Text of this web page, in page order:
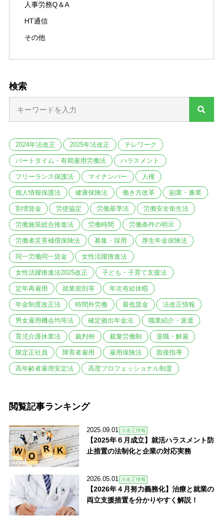
人事労務Q＆A
HT通信
その他
検索
2024年法改正 2025年法改正 テレワーク
パートタイム・有期雇用労働法 ハラスメント
フリーランス保護法 マイナンバー 人権
個人情報保護法 健康保険法 働き方改革 副業・兼業
割増賃金 労使協定 労働基準法 労働安全衛生法
労働施策総合推進法 労働時間 労働条件の明示
労働者災害補償保険法 募集・採用 厚生年金保険法
同一労働同一賃金 女性活躍推進法
女性活躍推進法2025改正 子ども・子育て支援法
定年再雇用 就業規則等 年次有給休暇
年金制度改正法 時間外労働 最低賃金 法改正情報
男女雇用機会均等法 確定拠出年金法 職業紹介・派遣
育児介護休業法 裁判例 裁量労働制 退職・解雇
限定正社員 障害者雇用 雇用保険法 面接指導
高年齢者雇用安定法 高度プロフェッショナル制度
閲覧記事ランキング
2025.09.01 法改正情報
【2025年６月成立】就活ハラスメント防
止措置の法制化と企業の対応実務
2026.05.01 法改正情報
【2026年４月努力義務化】治療と就業の
両立支援措置を分かりやすく解説！